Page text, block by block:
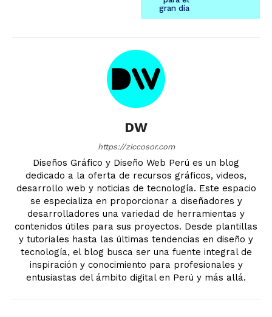
DW
https://ziccosor.com
Diseños Gráfico y Diseño Web Perú es un blog
dedicado a la oferta de recursos gráficos, videos,
desarrollo web y noticias de tecnología. Este espacio
se especializa en proporcionar a diseñadores y
desarrolladores una variedad de herramientas y
contenidos útiles para sus proyectos. Desde plantillas
y tutoriales hasta las últimas tendencias en diseño y
tecnología, el blog busca ser una fuente integral de
inspiración y conocimiento para profesionales y
entusiastas del ámbito digital en Perú y más allá.